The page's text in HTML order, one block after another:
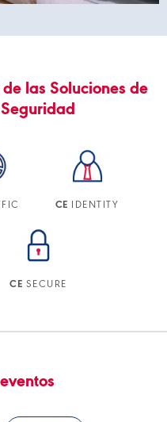
las Soluciones de
CE IDENTITY
CE SECURE